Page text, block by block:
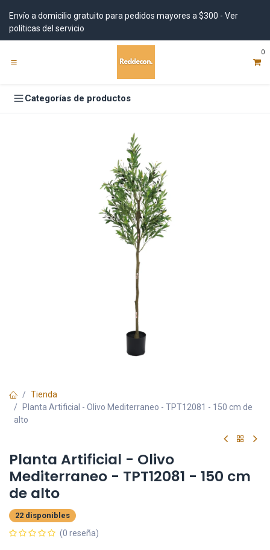
Envío a domicilio gratuito para pedidos mayores a $300 - Ver
políticas del servicio
0
Categorías de productos
Tienda
Planta Artificial - Olivo Mediterraneo - TPT12081 - 150 cm de
alto
Planta Artificial - Olivo
Mediterraneo - TPT12081 - 150 cm
de alto
22 disponibles
(0 reseña)